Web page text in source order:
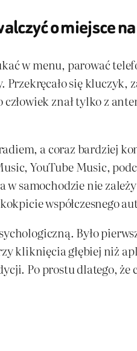
o miejsce
w menu, parować
się
znał tylko z
a coraz bardziej
YouTube Music,
samochodzie nie
współczesnego
Było
kliknięcia głębiej niż
Po prostu dlatego, że